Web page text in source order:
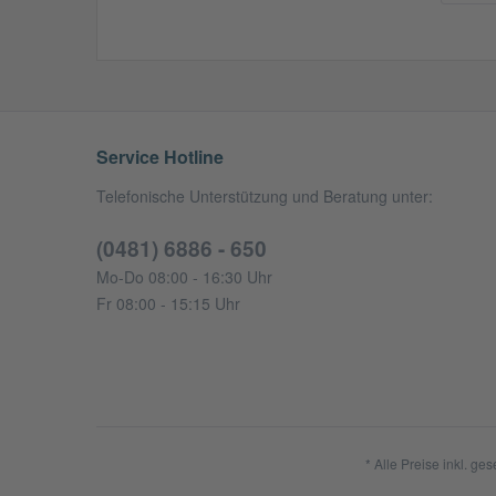
Service Hotline
Telefonische Unterstützung und Beratung unter:
(0481) 6886 - 650
Mo-Do 08:00 - 16:30 Uhr
Fr 08:00 - 15:15 Uhr
* Alle Preise inkl.